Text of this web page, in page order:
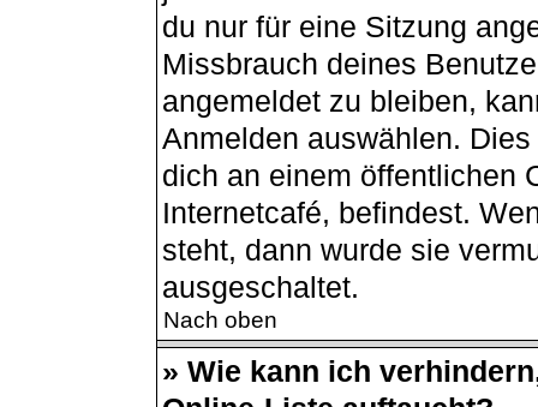
du nur für eine Sitzung
Missbrauch deines
angemeldet zu bleiben,
Anmelden auswählen.
dich an einem öffentlichen
Internetcafé, befindest.
steht, dann wurde sie
ausgeschaltet.
Nach oben
» Wie kann ich